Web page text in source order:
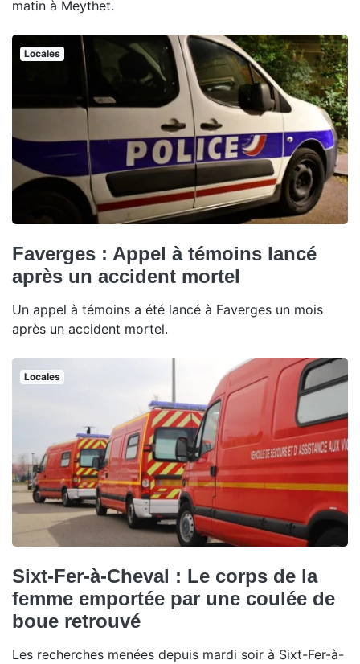
matin à Meythet.
Locales
Faverges : Appel à témoins lancé
après un accident mortel
Un appel à témoins a été lancé à Faverges un mois
après un accident mortel.
Locales
Sixt-Fer-à-Cheval : Le corps de la
femme emportée par une coulée de
boue retrouvé
Les recherches menées depuis mardi soir à Sixt-Fer-à-